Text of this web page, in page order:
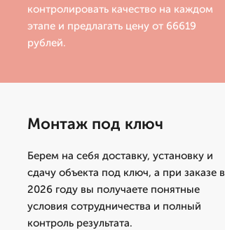
контролировать качество на каждом
этапе и предлагать цену от 66619
рублей.
Монтаж под ключ
Берем на себя доставку, установку и
сдачу объекта под ключ, а при заказе в
2026 году вы получаете понятные
условия сотрудничества и полный
контроль результата.